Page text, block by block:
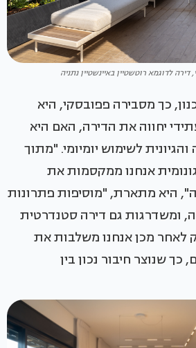
דירה לדוגמא רוטשטיין באיינשטיין נתניה
כך מסבירה פפובסקי, היא
יחווה את הדירה, האם היא
לשימוש יומיומי. "מתוך
אנחנו ממקסמות את
היא מתארת, "מוסיפות פתרונות
ומשדרגות גם דירה סטנדרטית
לאחר מכן אנחנו משלבות את
שנוצר חיבור נכון בין